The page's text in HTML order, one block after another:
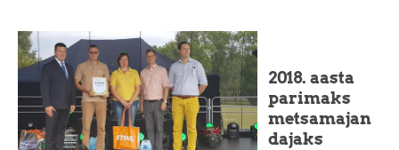
2018. aasta
parimaks
metsamajan
dajaks